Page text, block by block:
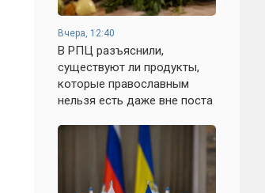
Вчера, 12:40
В РПЦ разъяснили,
существуют ли продукты,
которые православным
нельзя есть даже вне поста